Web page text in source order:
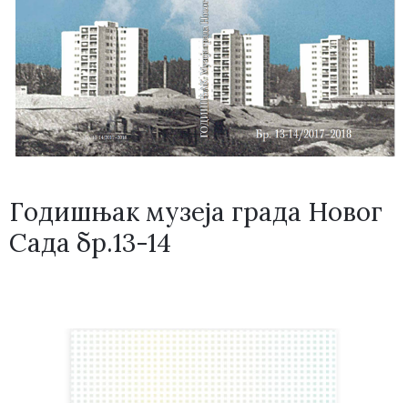
Годишњак музеја града Новог
Сада бр.13-14